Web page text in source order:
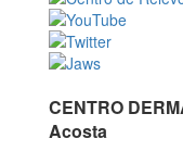
CENTRO
Acosta